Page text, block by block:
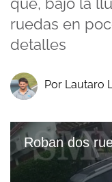
ruedas en
detalles
Por Lautaro
Roban dos